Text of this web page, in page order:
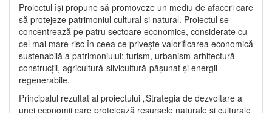
Proiectul își propune să promoveze un mediu de afaceri care
să protejeze patrimoniul cultural și natural. Proiectul se
concentrează pe patru sectoare economice, considerate cu
cel mai mare risc în ceea ce privește valorificarea economică
sustenabilă a patrimoniului: turism, urbanism-arhitectură-
construcții, agricultură-silvicultură-pășunat și energii
regenerabile.
Principalul rezultat al proiectului „Strategia de dezvoltare a
unei economii care protejează resursele naturale și culturale